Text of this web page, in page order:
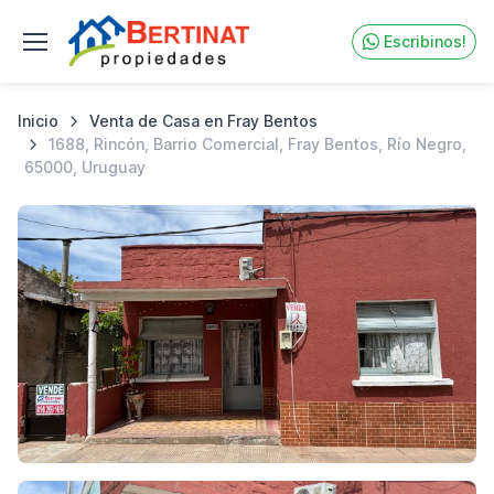
Escribinos!
Inicio
Venta de Casa en Fray Bentos
1688, Rincón, Barrio Comercial, Fray Bentos, Río Negro,
65000, Uruguay